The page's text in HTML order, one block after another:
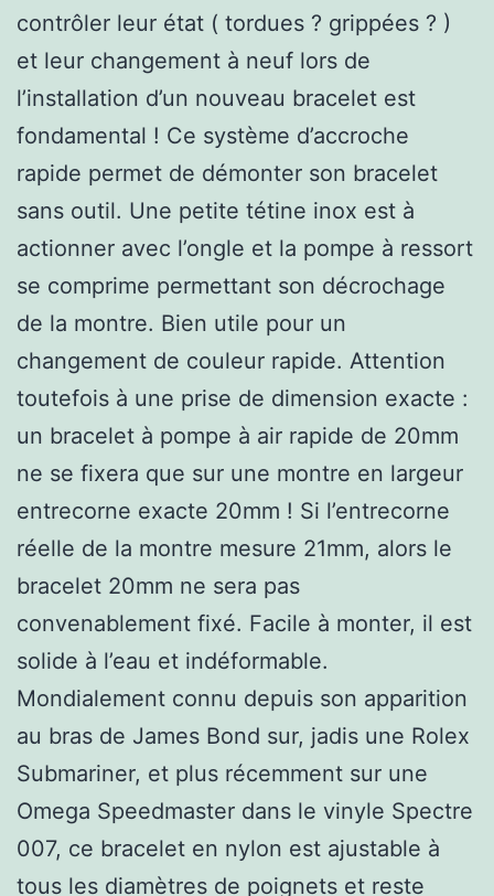
contrôler leur état ( tordues ? grippées ? )
et leur changement à neuf lors de
l’installation d’un nouveau bracelet est
fondamental ! Ce système d’accroche
rapide permet de démonter son bracelet
sans outil. Une petite tétine inox est à
actionner avec l’ongle et la pompe à ressort
se comprime permettant son décrochage
de la montre. Bien utile pour un
changement de couleur rapide. Attention
toutefois à une prise de dimension exacte :
un bracelet à pompe à air rapide de 20mm
ne se fixera que sur une montre en largeur
entrecorne exacte 20mm ! Si l’entrecorne
réelle de la montre mesure 21mm, alors le
bracelet 20mm ne sera pas
convenablement fixé. Facile à monter, il est
solide à l’eau et indéformable.
Mondialement connu depuis son apparition
au bras de James Bond sur, jadis une Rolex
Submariner, et plus récemment sur une
Omega Speedmaster dans le vinyle Spectre
007, ce bracelet en nylon est ajustable à
tous les diamètres de poignets et reste